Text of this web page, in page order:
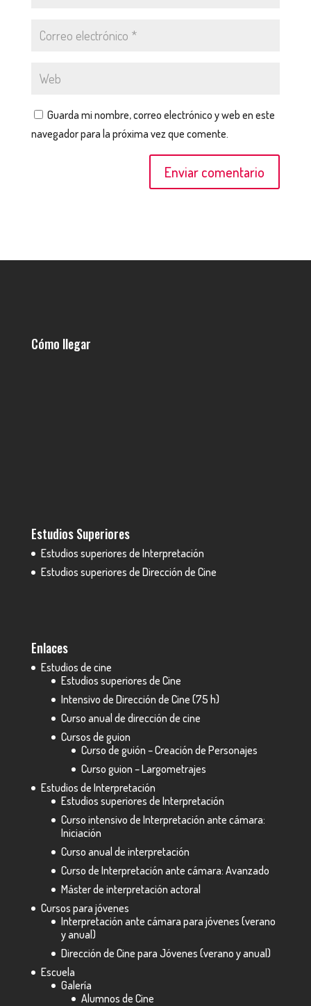
Guarda mi nombre, correo electrónico y web en este
navegador para la próxima vez que comente.
Cómo llegar
Estudios Superiores
Estudios superiores de Interpretación
Estudios superiores de Dirección de Cine
Enlaces
Estudios de cine
Estudios superiores de Cine
Intensivo de Dirección de Cine (75 h)
Curso anual de dirección de cine
Cursos de guion
Curso de guión – Creación de Personajes
Curso guion – Largometrajes
Estudios de Interpretación
Estudios superiores de Interpretación
Curso intensivo de Interpretación ante cámara:
Iniciación
Curso anual de interpretación
Curso de Interpretación ante cámara: Avanzado
Máster de interpretación actoral
Cursos para jóvenes
Interpretación ante cámara para jóvenes (verano
y anual)
Dirección de Cine para Jóvenes (verano y anual)
Escuela
Galería
Alumnos de Cine